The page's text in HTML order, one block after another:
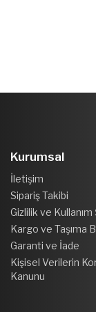
Kurumsal
İletişim
Sipariş Takibi
Gizlilik ve Kullanım
Kargo ve Taşıma
Garanti ve İade
Kişisel Verilerin
Kanunu